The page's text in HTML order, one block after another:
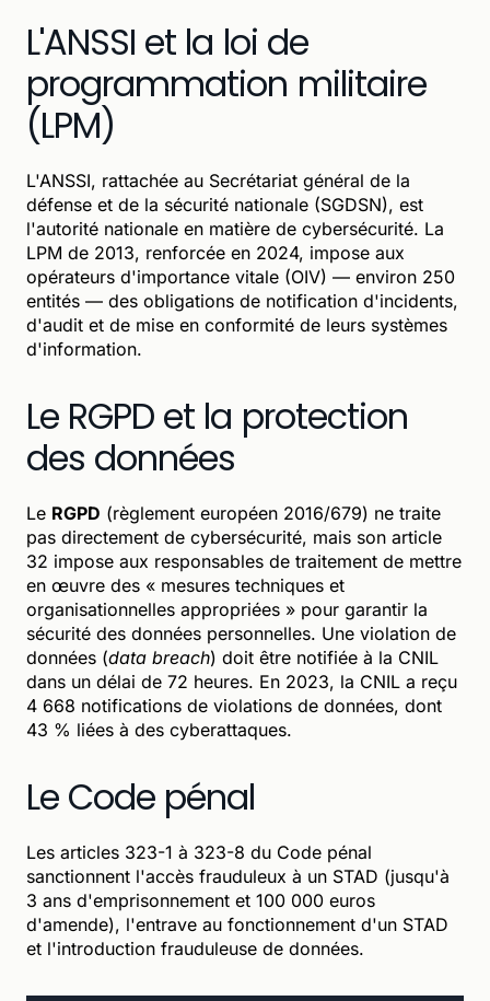
L'ANSSI et la loi de
programmation militaire
(LPM)
L'ANSSI, rattachée au Secrétariat général de la
défense et de la sécurité nationale (SGDSN), est
l'autorité nationale en matière de cybersécurité. La
LPM de 2013, renforcée en 2024, impose aux
opérateurs d'importance vitale (OIV) — environ 250
entités — des obligations de notification d'incidents,
d'audit et de mise en conformité de leurs systèmes
d'information.
Le RGPD et la protection
des données
Le RGPD (règlement européen 2016/679) ne traite
pas directement de cybersécurité, mais son article
32 impose aux responsables de traitement de mettre
en œuvre des « mesures techniques et
organisationnelles appropriées » pour garantir la
sécurité des données personnelles. Une violation de
données (data breach) doit être notifiée à la CNIL
dans un délai de 72 heures. En 2023, la CNIL a reçu
4 668 notifications de violations de données, dont
43 % liées à des cyberattaques.
Le Code pénal
Les articles 323-1 à 323-8 du Code pénal
sanctionnent l'accès frauduleux à un STAD (jusqu'à
3 ans d'emprisonnement et 100 000 euros
d'amende), l'entrave au fonctionnement d'un STAD
et l'introduction frauduleuse de données.